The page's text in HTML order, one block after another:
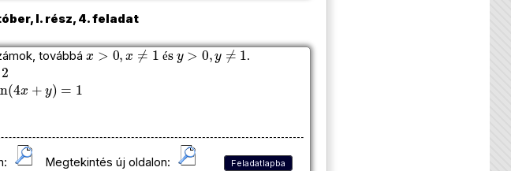
I. rész, 4. feladat
továbbá
x>0,x≠1ésy>0,y≠1
.
Megtekintés új oldalon: Feladatlapba